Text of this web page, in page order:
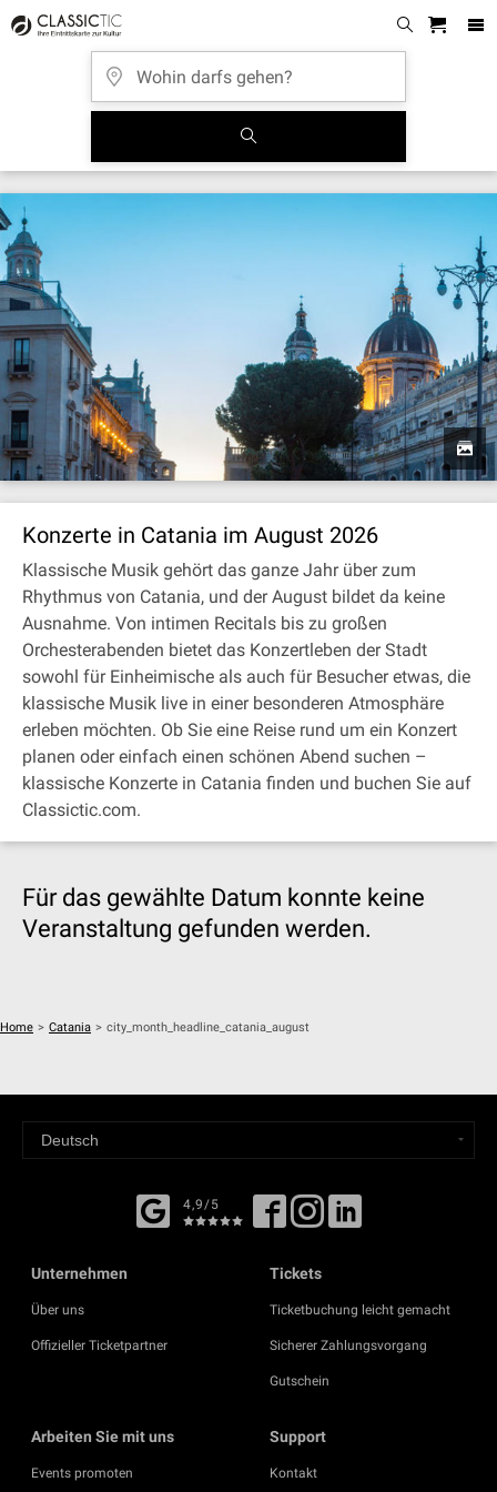
Konzerte in Catania im August 2026
Klassische Musik gehört das ganze Jahr über zum
Rhythmus von Catania, und der August bildet da keine
Ausnahme. Von intimen Recitals bis zu großen
Orchesterabenden bietet das Konzertleben der Stadt
sowohl für Einheimische als auch für Besucher etwas, die
klassische Musik live in einer besonderen Atmosphäre
erleben möchten. Ob Sie eine Reise rund um ein Konzert
planen oder einfach einen schönen Abend suchen –
klassische Konzerte in Catania finden und buchen Sie auf
Classictic.com.
Für das gewählte Datum konnte keine
Veranstaltung gefunden werden.
Home > Catania > city_month_headline_catania_august
4,9/5
Unternehmen
Über uns
Offizieller Ticketpartner
Tickets
Ticketbuchung leicht gemacht
Sicherer Zahlungsvorgang
Gutschein
Arbeiten Sie mit uns
Events promoten
Support
Kontakt